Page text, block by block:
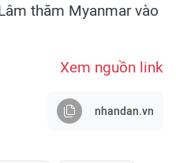
thăm Myanmar vào
Xem nguồn link
nhandan.vn